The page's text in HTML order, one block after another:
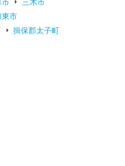
市
三木市
東市
揖保郡太子町